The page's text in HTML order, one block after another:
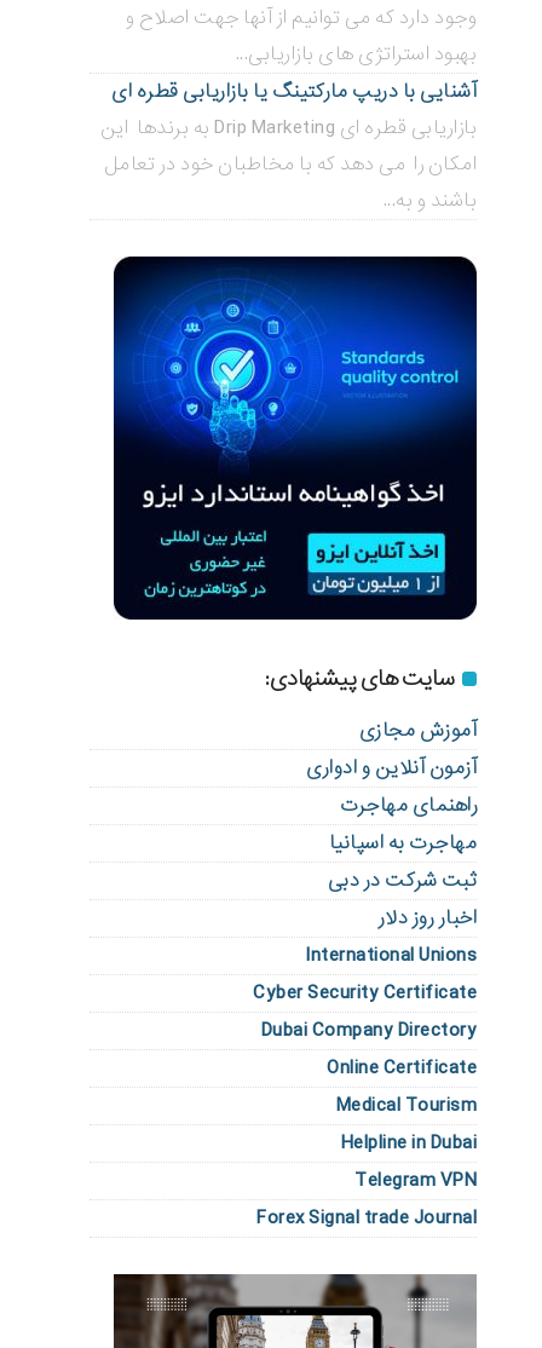
وجود دارد که می توانیم از آنها جهت اصلاح و
بهبود استراتژی های بازاریابی...
آشنایی با دریپ مارکتینگ یا بازاریابی قطره ای
بازاریابی قطره ای Drip Marketing به برندها این
امکان را می دهد که با مخاطبان خود در تعامل
باشند و به...
سایت های پیشنهادی:
آموزش مجازی
آزمون آنلاین و ادواری
راهنمای مهاجرت
مهاجرت به اسپانیا
ثبت شرکت در دبی
اخبار روز دلار
International Unions
Cyber Security Certificate
Dubai Company Directory
Online Certificate
Medical Tourism
Helpline in Dubai
Telegram VPN
Forex Signal trade Journal